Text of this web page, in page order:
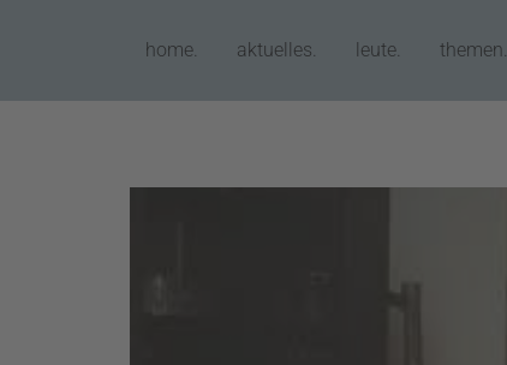
home. aktuelles. leute. themen.